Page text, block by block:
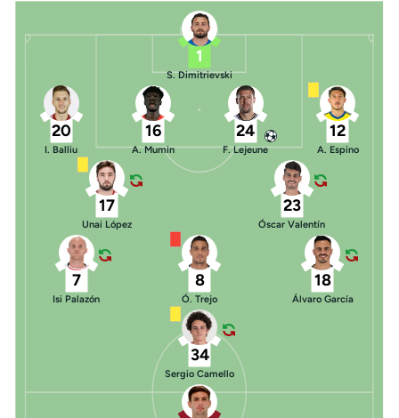
1
S. Dimitrievski
12
A. Espino
24
F. Lejeune
16
A. Mumin
20
I. Balliu
23
Óscar Valentín
17
Unai López
18
Álvaro García
8
Ó. Trejo
7
Isi Palazón
34
Sergio Camello